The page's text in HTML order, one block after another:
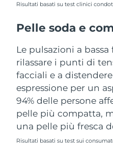
Risultati basati su test clinici
Pelle soda e
Le pulsazioni a
rilassare i punti di
facciali e a
espressione per un
94% delle persone
pelle più compatta,
una pelle più fresca
Risultati basati su test sui
Regno Unito
Stati Uniti
Uzbekistan
Vietnam